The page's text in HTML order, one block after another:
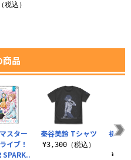
込）
商品
スター
イブ！
SPARK..
秦谷美鈴 Tシャツ
¥3,300（税込）
初星